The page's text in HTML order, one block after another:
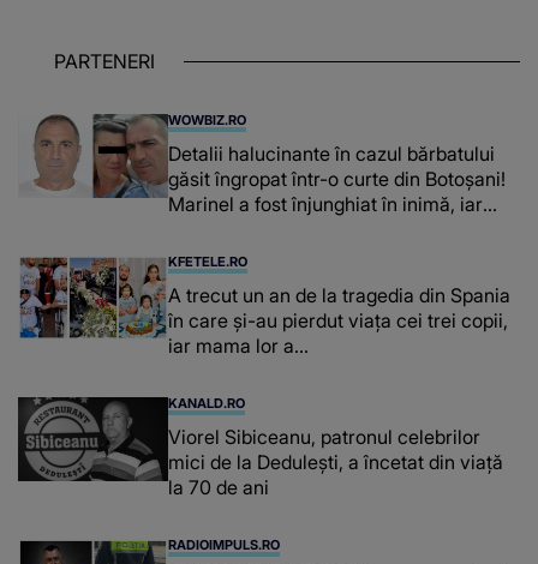
PARTENERI
WOWBIZ.RO
Detalii halucinante în cazul bărbatului
găsit îngropat într-o curte din Botoșani!
Marinel a fost înjunghiat în inimă, iar
suspecți
KFETELE.RO
A trecut un an de la tragedia din Spania
în care și-au pierdut viața cei trei copii,
iar mama lor a…
KANALD.RO
Viorel Sibiceanu, patronul celebrilor
mici de la Dedulești, a încetat din viață
la 70 de ani
RADIOIMPULS.RO